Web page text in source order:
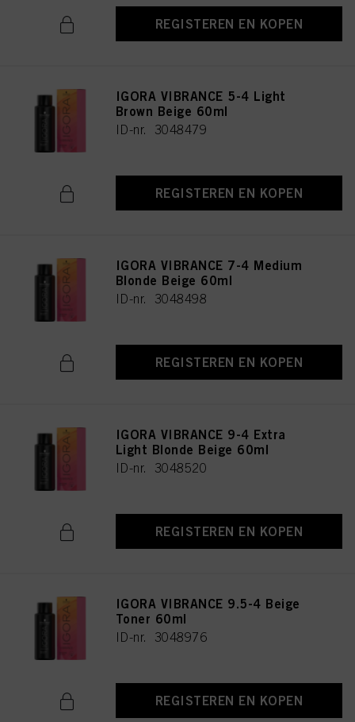
REGISTEREN EN KOPEN
IGORA VIBRANCE 5-4 Light
Brown Beige 60ml
ID-nr. 3048479
REGISTEREN EN KOPEN
IGORA VIBRANCE 7-4 Medium
Blonde Beige 60ml
ID-nr. 3048498
REGISTEREN EN KOPEN
IGORA VIBRANCE 9-4 Extra
Light Blonde Beige 60ml
ID-nr. 3048520
REGISTEREN EN KOPEN
IGORA VIBRANCE 9.5-4 Beige
Toner 60ml
ID-nr. 3048976
REGISTEREN EN KOPEN